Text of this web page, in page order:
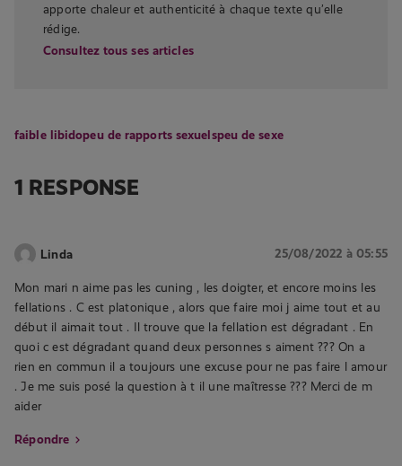
apporte chaleur et authenticité à chaque texte qu’elle
rédige.
Consultez tous ses articles
faible libidopeu de rapports sexuelspeu de sexe
1 RESPONSE
Linda 25/08/2022 à 05:55
Mon mari n aime pas les cuning , les doigter, et encore moins les
fellations . C est platonique , alors que faire moi j aime tout et au
début il aimait tout . Il trouve que la fellation est dégradant . En
quoi c est dégradant quand deux personnes s aiment ??? On a
rien en commun il a toujours une excuse pour ne pas faire l amour
. Je me suis posé la question à t il une maîtresse ??? Merci de m
aider
Répondre